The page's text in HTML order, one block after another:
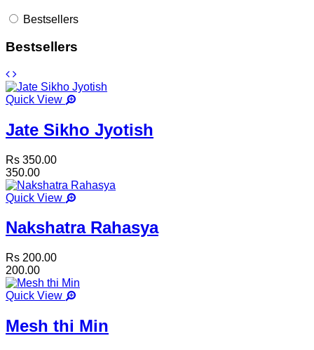
Bestsellers
Bestsellers
Quick View
Jate Sikho Jyotish
Rs 350.00
350.00
Quick View
Nakshatra Rahasya
Rs 200.00
200.00
Quick View
Mesh thi Min